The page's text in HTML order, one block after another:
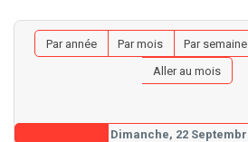
Par année Par mois Par semaine
Aller au mois
Dimanche, 22